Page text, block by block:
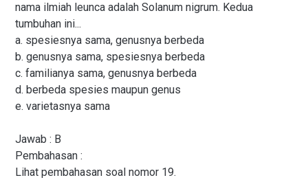
nama ilmiah leunca adalah Solanum nigrum. Kedua
tumbuhan ini...
a. spesiesnya sama, genusnya berbeda
b. genusnya sama, spesiesnya berbeda
c. familianya sama, genusnya berbeda
d. berbeda spesies maupun genus
e. varietasnya sama
Jawab : B
Pembahasan :
Lihat pembahasan soal nomor 19.